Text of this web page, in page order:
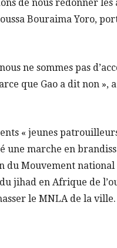
de nous redonner
Bouraima Yoro,
ne sommes pas
que Gao a dit non »,
« jeunes
une marche en
du Mouvement
jihad en Afrique de
le MNLA de la ville.